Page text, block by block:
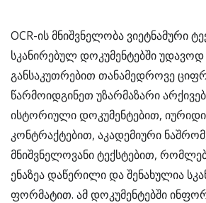
OCR-ის მნიშვნელობა ვიეტნამური
სკანირებულ დოკუმენტებში
განსაკუთრებით თანამედროვე
წარმოიდგინეთ უზარმაზარი
ისტორიული დოკუმენტებით,
კონტრაქტებით, აკადემიური
მნიშვნელოვანი ტექსტებით,
ენაზეა დაწერილი და შენახულია
ფორმატით. ამ დოკუმენტებში